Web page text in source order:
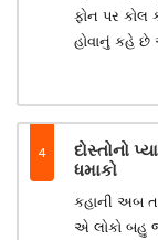
ફોન પર કોલ
હોવાનું કહે
4
દોસ્તોનો
ધમાકો
કહાની અબ
એ લોકો બહુ